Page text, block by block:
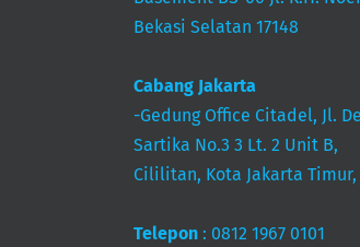
Bekasi Selatan 17148
Cabang Jakarta
-Gedung Office Citadel, Jl.
Sartika No.3 3 Lt. 2 Unit B,
Cililitan, Kota Jakarta Timur,
Telepon : 0812 1967 0101